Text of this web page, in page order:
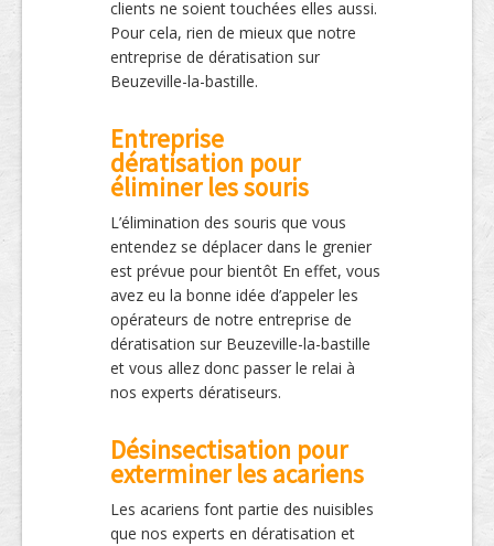
clients ne soient touchées elles aussi.
Pour cela, rien de mieux que notre
entreprise de dératisation sur
Beuzeville-la-bastille.
Entreprise
dératisation pour
éliminer les souris
L’élimination des souris que vous
entendez se déplacer dans le grenier
est prévue pour bientôt En effet, vous
avez eu la bonne idée d’appeler les
opérateurs de notre entreprise de
dératisation sur Beuzeville-la-bastille
et vous allez donc passer le relai à
nos experts dératiseurs.
Désinsectisation pour
exterminer les acariens
Les acariens font partie des nuisibles
que nos experts en dératisation et